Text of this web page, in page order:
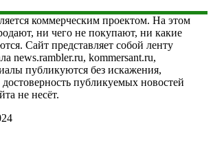
коммерческим проектом. На этом
ни чего не покупают, ни какие
Сайт представляет собой ленту
news.rambler.ru, kommersant.ru,
публикуются без искажения,
достоверность публикуемых новостей
не несёт.